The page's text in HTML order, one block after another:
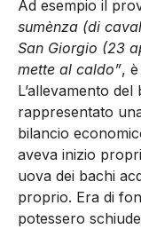
Ad esempio il
sumènza (di
San Giorgio (23
mette al caldo”,
L’allevamento
rappresentato
bilancio
aveva inizio
uova dei bachi
proprio. Era di
potessero